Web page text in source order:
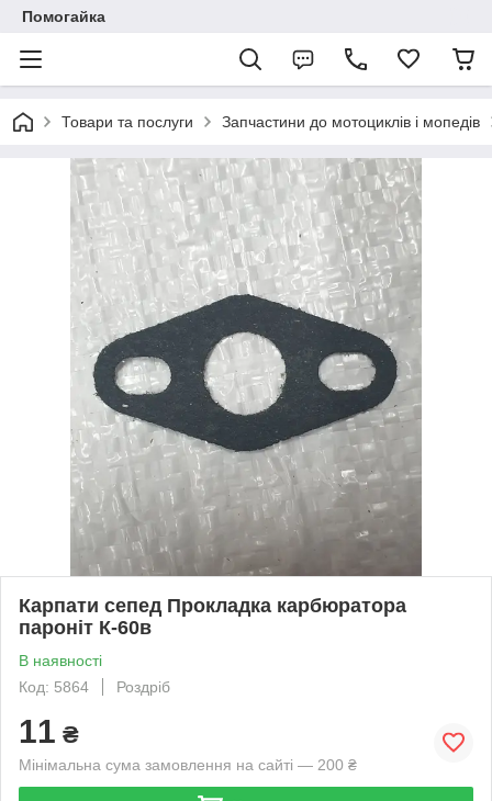
Помогайка
Товари та послуги Запчастини до мотоциклів і мопедів
Карпати сепед Прокладка карбюратора
пароніт К-60в
В наявності
Код: 5864
Роздріб
11 ₴
Мінімальна сума замовлення на сайті — 200 ₴